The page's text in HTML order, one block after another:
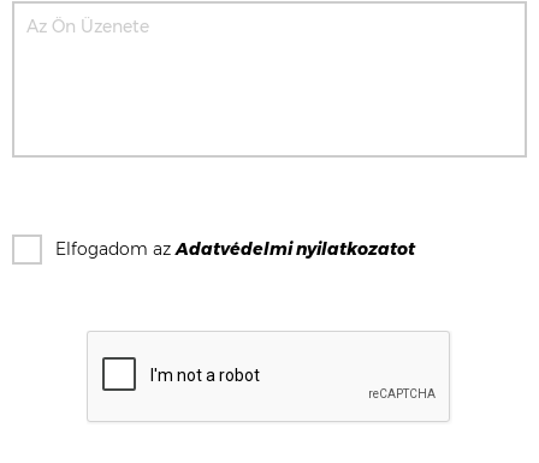
Elfogadom azAdatvédelmi nyilatkozatot